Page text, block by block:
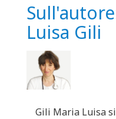
Luisa Gili
Gili Maria Luisa